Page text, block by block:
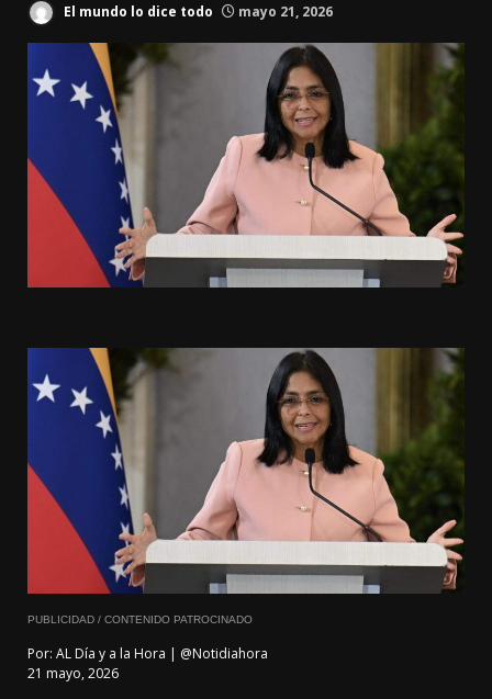
El mundo lo dice todo mayo 21, 2026
PUBLICIDAD / CONTENIDO PATROCINADO
Por: AL Día y a la Hora | @Notidiahora
21 mayo, 2026